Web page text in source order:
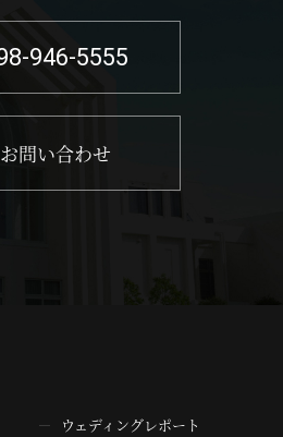
946-5555
お問い合わせ
ウェディングレポート